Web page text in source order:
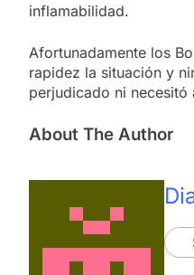
inflamabilidad.
Afortunadamente los
rapidez la situación y
perjudicado ni necesitó
About The Author